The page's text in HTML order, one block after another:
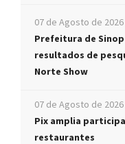
07 de Agosto de 2026
Prefeitura de
resultados de
Norte Show
07 de Agosto de 2026
Pix amplia
restaurantes